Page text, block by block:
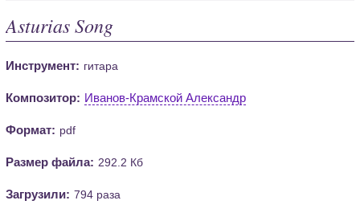
Asturias Song
Инструмент: гитара
Композитор: Иванов-Крамской Александр
Формат: pdf
Размер файла: 292.2 Кб
Загрузили: 794 раза